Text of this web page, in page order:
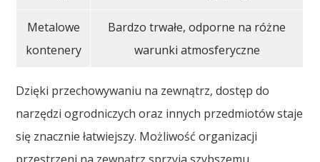
Metalowe
kontenery
Bardzo trwałe, odporne na różne
warunki atmosferyczne
Dzięki przechowywaniu na zewnątrz, dostęp do
narzędzi ogrodniczych oraz innych przedmiotów staje
się znacznie łatwiejszy. Możliwość organizacji